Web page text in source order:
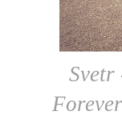
Svetr